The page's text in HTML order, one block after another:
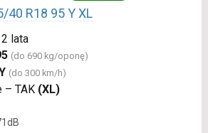
40 R18 95 Y XL
lata
(do 690 kg/oponę)
(do 300 km/h)
– TAK (XL)